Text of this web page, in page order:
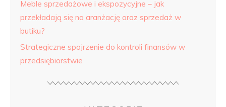
Meble sprzedażowe i ekspozycyjne – jak
przekładają się na aranżację oraz sprzedaż w
butiku?
Strategiczne spojrzenie do kontroli finansów w
przedsiębiorstwie